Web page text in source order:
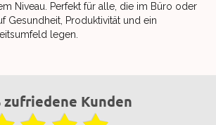
Niveau. Perfekt für alle, die im Büro oder
Gesundheit, Produktivität und ein
legen.
zufriedene Kunden